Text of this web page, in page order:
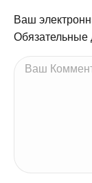
Ваш
Обязательные
Ваш